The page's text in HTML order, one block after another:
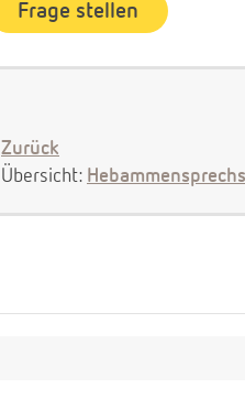
Zurück
Übersicht: